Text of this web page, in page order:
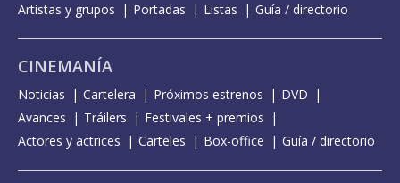
Artistas y grupos
Portadas Listas Guía / directorio
CINEMANÍA
Noticias Cartelera Próximos estrenos
DVD
Avances
Tráilers
Festivales + premios
Actores y actrices
Carteles Box-office Guía / directorio